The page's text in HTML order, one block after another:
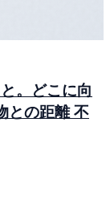
。どこに向
との距離 不